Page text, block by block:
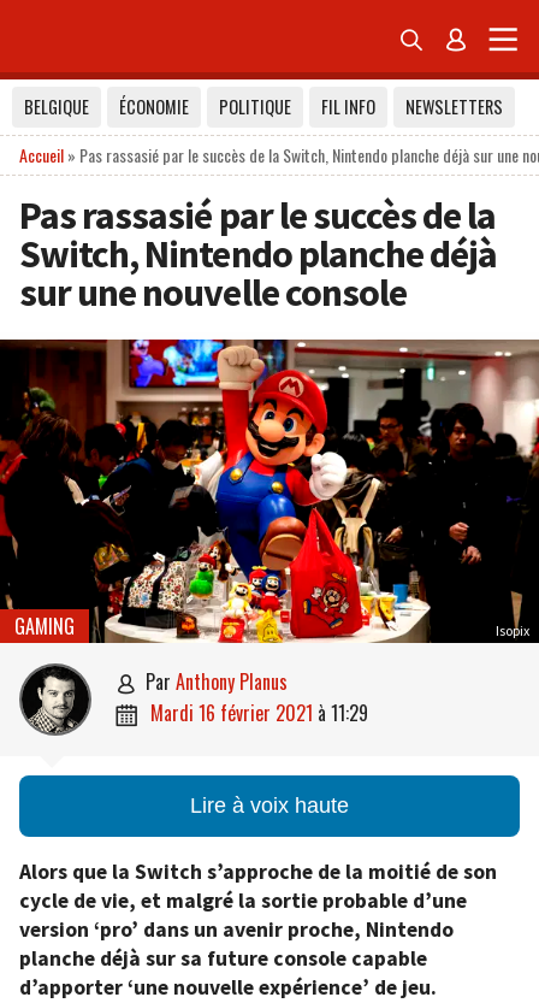
 
BELGIQUE ÉCONOMIE POLITIQUE FIL INFO
NEWSLETTERS
Accueil» Pas rassasié par le succès de la Switch, Nintendo planche déjà sur une
Pas rassasié par le succès de la
Switch, Nintendo planche déjà
sur une nouvelle console
Isopix
GAMING
 par Anthony Planus
 mardi 16 février 2021 à 11:29
Lire à voix haute
Alors que la Switch s’approche de la moitié de son
cycle de vie, et malgré la sortie probable d’une
version ‘pro’ dans un avenir proche, Nintendo
planche déjà sur sa future console capable
d’apporter ‘une nouvelle expérience’ de jeu.